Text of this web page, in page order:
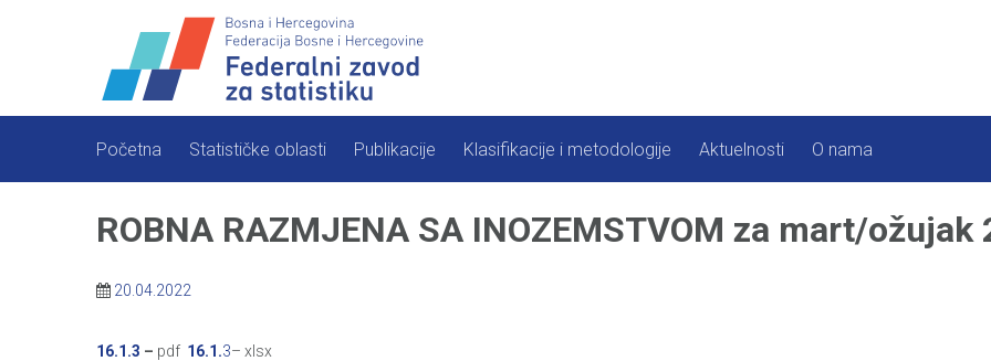
Početna Statističke oblasti Publikacije Klasifikacije i metodologije Aktuelnosti O nama
ROBNA RAZMJENA SA INOZEMSTVOM za mart/ožujak
20.04.2022
16.1.3 – pdf 16.1.3– xlsx